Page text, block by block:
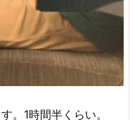
。1時間半くらい。